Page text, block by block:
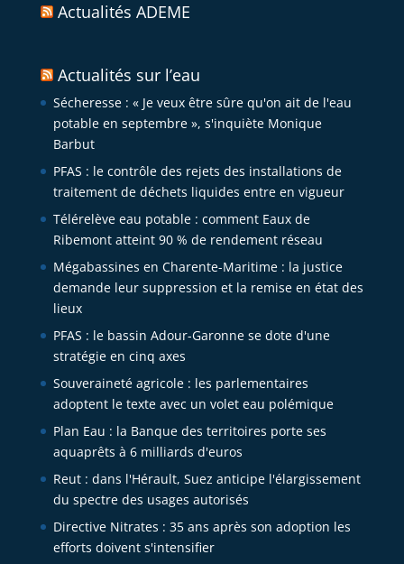
Actualités ADEME
Actualités sur l’eau
Sécheresse : « Je veux être sûre qu'on ait de l'eau
potable en septembre », s'inquiète Monique
Barbut
PFAS : le contrôle des rejets des installations de
traitement de déchets liquides entre en vigueur
Télérelève eau potable : comment Eaux de
Ribemont atteint 90 % de rendement réseau
Mégabassines en Charente-Maritime : la justice
demande leur suppression et la remise en état des
lieux
PFAS : le bassin Adour-Garonne se dote d'une
stratégie en cinq axes
Souveraineté agricole : les parlementaires
adoptent le texte avec un volet eau polémique
Plan Eau : la Banque des territoires porte ses
aquaprêts à 6 milliards d'euros
Reut : dans l'Hérault, Suez anticipe l'élargissement
du spectre des usages autorisés
Directive Nitrates : 35 ans après son adoption les
efforts doivent s'intensifier